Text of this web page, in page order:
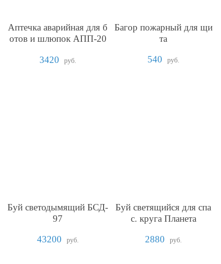
Аптечка аварийная для б
отов и шлюпок АПП-20
3420
руб.
Багор пожарный для щи
та
540
руб.
Буй светодымящий БСД-
97
43200
руб.
Буй светящийся для спа
с. круга Планета
2880
руб.